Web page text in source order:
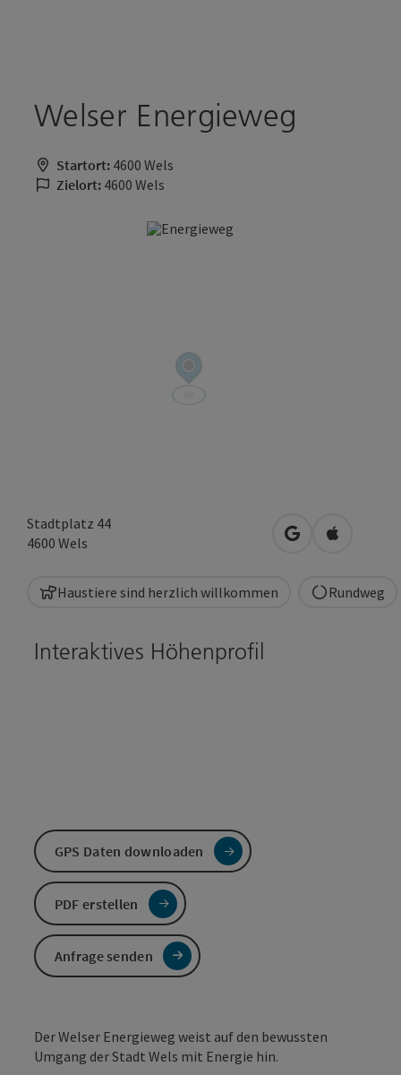
Welser Energieweg
Startort: 4600 Wels
Zielort: 4600 Wels
Stadtplatz 44
4600 Wels in Google Maps
in Apple
Haustiere sind herzlich willkommen Rundweg
Der Welser Energieweg weist auf den bewussten
Umgang der Stadt Wels mit Energie hin.
Interaktives Höhenprofil
GPS Daten downloaden
PDF erstellen
Anfrage senden